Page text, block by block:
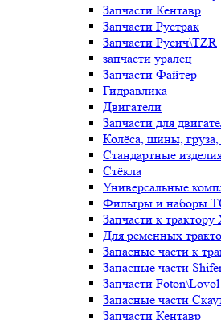
Запчасти Кентавр
Запчасти Рустрак
Запчасти Русич\TZR
запчасти уралец
Запчасти Файтер
Гидравлика
Двигатели
Запчасти для
Колёса, шины,
Стандартные
Стёкла
Универсальные
Фильтры и наборы
Запчасти к трактору
Для ременных
Запасные части к
Запасные части
Запчасти Foton\Lovol
Запасные части
Запчасти Кентавр